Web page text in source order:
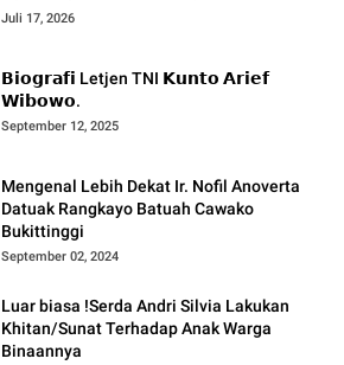
PELAYANAN MASYARAKAT.
Juli 17, 2026
𝗕𝗶𝗼𝗴𝗿𝗮𝗳𝗶 Letjen TNI 𝗞𝘂𝗻𝘁𝗼 𝗔𝗿𝗶𝗲𝗳
𝗪𝗶𝗯𝗼𝘄𝗼.
September 12, 2025
Mengenal Lebih Dekat Ir. Nofil Anoverta
Datuak Rangkayo Batuah Cawako
Bukittinggi
September 02, 2024
Luar biasa !Serda Andri Silvia Lakukan
Khitan/Sunat Terhadap Anak Warga
Binaannya